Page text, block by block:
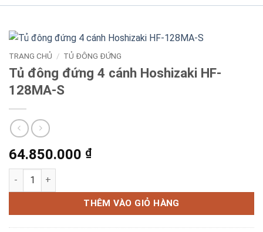
Sản phẩm
Thương hiệu
Bảng giá 2026
Ứng dụng
Blog kiến thức
TRANG CHỦ / TỦ ĐÔNG ĐỨNG
Tủ đông đứng 4 cánh Hoshizaki HF-
128MA-S
64.850.000 ₫
Tủ đông đứng 4 cánh Hoshizaki HF-128MA-S số lượng
THÊM VÀO GIỎ HÀNG